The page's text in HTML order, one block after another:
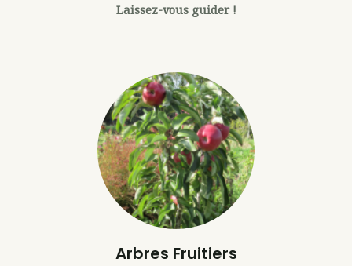
Laissez-vous guider !
Arbres Fruitiers